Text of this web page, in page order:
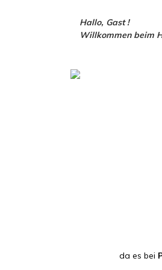
Hallo, Gast !
Willkommen beim
da es bei